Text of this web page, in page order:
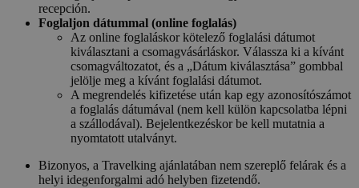
recepción.
Foglaljon dátummal (online foglalás)
Az online foglaláskor kötelező foglalási dátumot
kiválasztani a csomagvásárláskor. Válassza ki a kívánt
csomagváltozatot, és a „Dátum kiválasztása” gombbal
jelölje meg a kívánt foglalási dátumot.
A megrendelés kifizetése után kap egy azonosítószámot
a foglalás dátumával (nem kell külön kapcsolatba lépni
a szállodával). Bejelentkezéskor be kell mutatnia a
nyomtatott utalványt.
Bizonyos, a Travelking ajánlatában nem szereplő felárak és a
helyi idegenforgalmi adó helyben fizetendő.